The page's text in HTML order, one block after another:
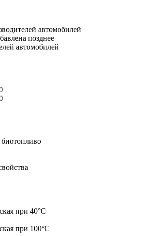
автомобилей
позднее
автомобилей
биотопливо
при 40°С
при 100°С